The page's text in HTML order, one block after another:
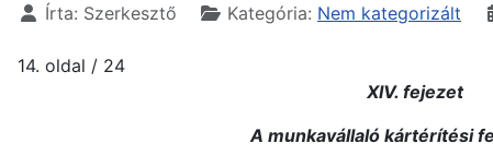
Írta: Szerkesztő Kategória: Nem kategorizált
14. oldal / 24
XIV. fejezet
A munkavállaló kártérítési